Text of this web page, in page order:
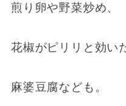
煎り卵や野菜炒め、
花椒がピリリと効い
麻婆豆腐なども。